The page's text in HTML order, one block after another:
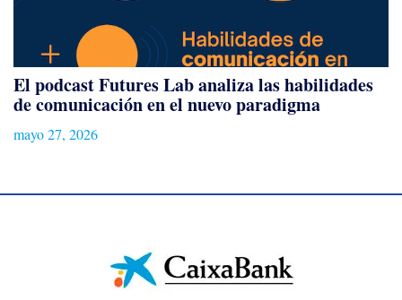
El podcast Futures Lab analiza las habilidades
de comunicación en el nuevo paradigma
mayo 27, 2026